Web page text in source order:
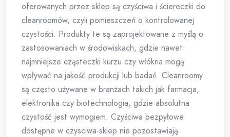
oferowanych przez sklep są czyściwa i ściereczki do
cleanroomów, czyli pomieszczeń o kontrolowanej
czystości. Produkty te są zaprojektowane z myślą o
zastosowaniach w środowiskach, gdzie nawet
najmniejsze cząsteczki kurzu czy włókna mogą
wpływać na jakość produkcji lub badań. Cleanroomy
są często używane w branżach takich jak farmacja,
elektronika czy biotechnologia, gdzie absolutna
czystość jest wymogiem. Czyściwa bezpyłowe
dostępne w czysciwa-sklep nie pozostawiają